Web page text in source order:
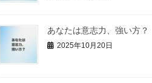
あなたは意志力、強い方？
2025年10月20日